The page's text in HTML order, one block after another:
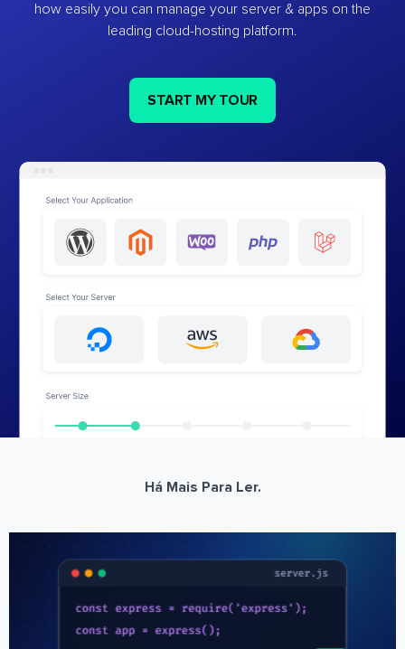
how easily you can manage your server & apps on the
leading cloud-hosting platform.
START MY TOUR
Há Mais Para Ler.